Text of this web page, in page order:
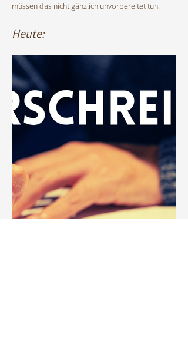
müssen das nicht gänzlich unvorbereitet tun.
Heute: